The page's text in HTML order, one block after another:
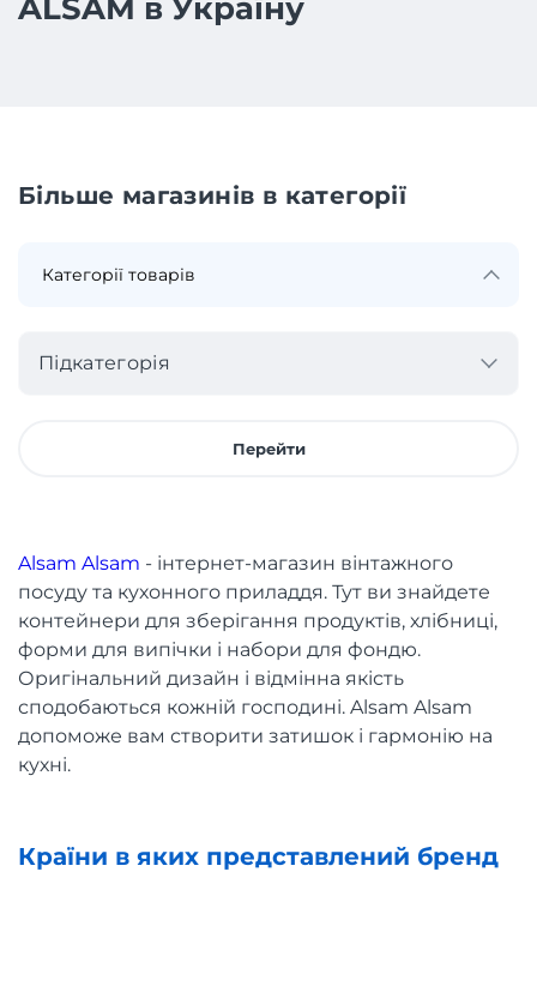
ALSAM в Україну
Більше магазинів в категорії
Підкатегорія
Перейти
Alsam Alsam - інтернет-магазин вінтажного
посуду та кухонного приладдя. Тут ви знайдете
контейнери для зберігання продуктів, хлібниці,
форми для випічки і набори для фондю.
Оригінальний дизайн і відмінна якість
сподобаються кожній господині. Alsam Alsam
допоможе вам створити затишок і гармонію на
кухні.
Країни в яких представлений бренд